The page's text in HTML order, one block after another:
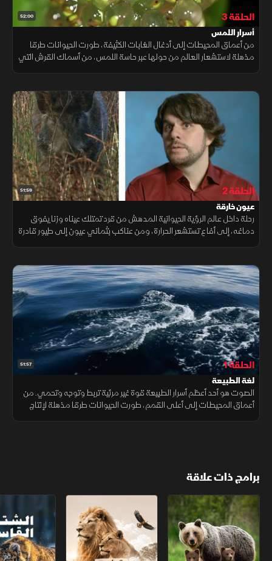
52:00 الحلقة 3
أسرار اللمس
من أعماق المحيطات إلى أدغال الغابات الكثيفة، طورت الحيوانات طرقا
مذهلة لاستشعار العالم من حولها عبر حاسة اللمس، من أسماك القرش التي
51:59 الحلقة 2
عيون خارقة
رحلة داخل عالم الرؤية الحيوانية المدهش من قرد تمتلك عيناه وزنا يفوق
دماغه، إلى أفاع تستشعر الحرارة، ومن عناكب بثماني عيون إلى طيور قادرة
51:57 الحلقة 1
لغة الطبيعة
الصوت هو أحد أعظم أسرار الطبيعة قوة غير مرئية تربط وتوجه وتحمي. من
أعماق المحيطات إلى أعلى القمم، طورت الحيوانات طرقا مذهلة لإنتاج
برامج ذات علاقة
الربيع البري عجائب الحياة البرية